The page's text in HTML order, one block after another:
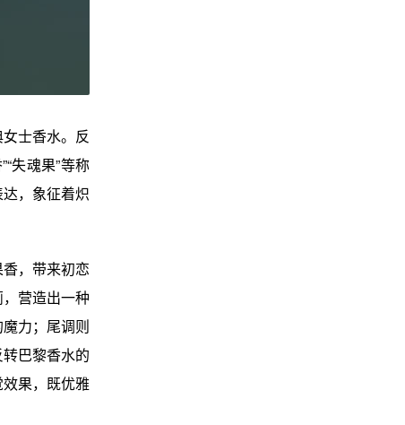
士香水。反
失魂果”等称
，象征着炽
，带来初恋
营造出一种
力；尾调则
巴黎香水的
果，既优雅